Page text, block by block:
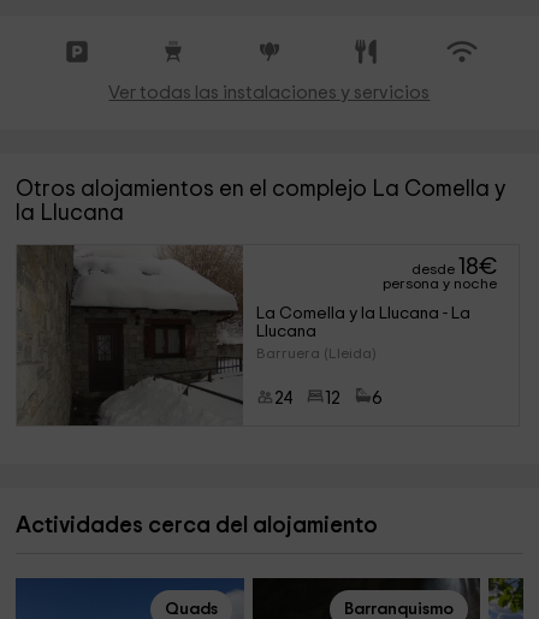
Ver todas las instalaciones y servicios
Otros alojamientos en el complejo La Comella y
la Llucana
desde 18€
persona y noche
La Comella y la Llucana - La
Llucana
Barruera (Lleida)
24 12 6
Actividades cerca del alojamiento
Quads Barranquismo